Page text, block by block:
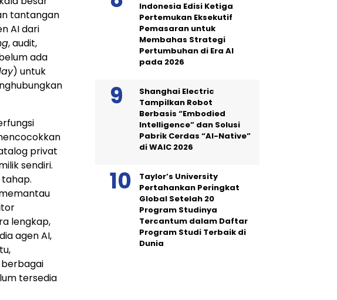
tantangan
AI dari
, audit,
ada
) untuk
privat
sendiri.
lengkap,
agen AI,
berbagai
tersedia
Indonesia Edisi Ketiga
Pertemukan Eksekutif
Pemasaran untuk
Membahas Strategi
Pertumbuhan di Era AI
pada 2026
Shanghai Electric
Tampilkan Robot
Berbasis “Embodied
Intelligence” dan Solusi
Pabrik Cerdas “AI-Native”
di WAIC 2026
Taylor’s University
Pertahankan Peringkat
Global Setelah 20
Program Studinya
Tercantum dalam Daftar
Program Studi Terbaik di
Dunia